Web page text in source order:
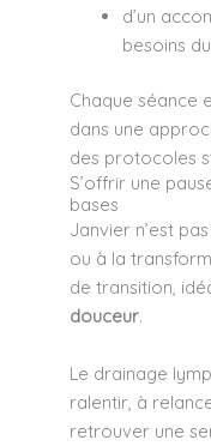
d’un
besoins
Chaque séance
dans une
des protocoles
S’offrir une
bases
Janvier n’est
ou à la
de transition,
douceur.
Le drainage
ralentir, à
retrouver une